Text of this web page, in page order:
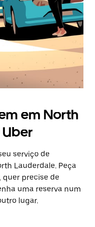
em North
serviço de
Lauderdale. Peça
quer precise de
uma reserva num
lugar.